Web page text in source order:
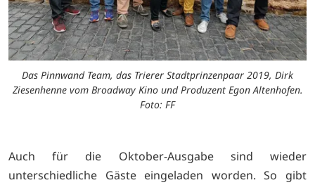
Das Pinnwand Team, das Trierer Stadtprinzenpaar 2019, Dirk
Ziesenhenne vom Broadway Kino und Produzent Egon Altenhofen.
Foto: FF
Auch für die Oktober-Ausgabe sind wieder
unterschiedliche Gäste eingeladen worden. So gibt